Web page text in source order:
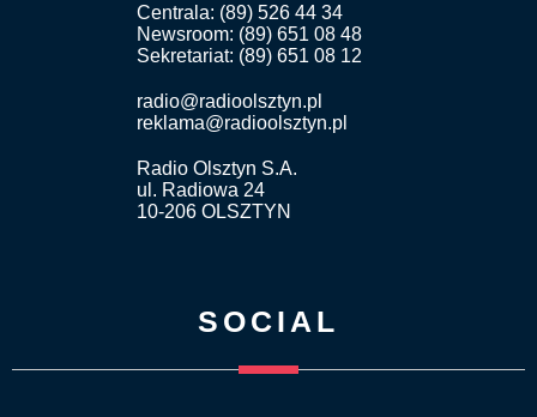
Centrala: (89) 526 44 34
Newsroom: (89) 651 08 48
Sekretariat: (89) 651 08 12
radio@radioolsztyn.pl
reklama@radioolsztyn.pl
Radio Olsztyn S.A.
ul. Radiowa 24
10-206 OLSZTYN
SOCIAL